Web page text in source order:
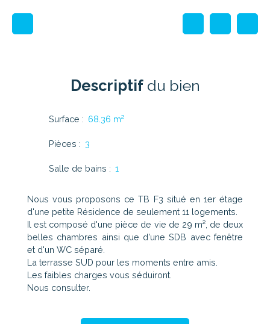
Descriptifdu bien
Surface : 68.36 m²
Pièces : 3
Salle de bains : 1
Nous vous proposons ce TB F3 situé en 1er étage
d'une petite Résidence de seulement 11 logements.
Il est composé d'une pièce de vie de 29 m², de deux
belles chambres ainsi que d'une SDB avec fenêtre
et d'un WC séparé.
La terrasse SUD pour les moments entre amis.
Les faibles charges vous séduiront.
Nous consulter.